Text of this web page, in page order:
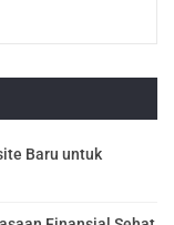
Baru untuk